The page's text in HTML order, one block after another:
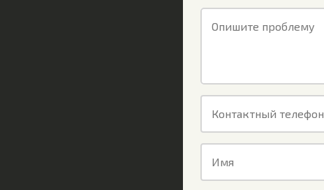
Опишите проблему
Контактный телефон
Имя